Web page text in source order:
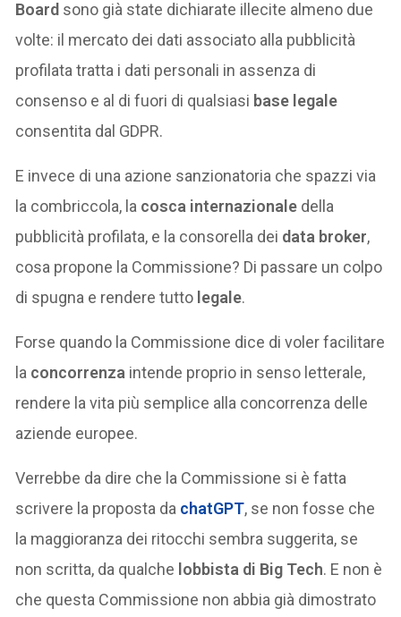
Board sono già state dichiarate illecite almeno due
volte: il mercato dei dati associato alla pubblicità
profilata tratta i dati personali in assenza di
consenso e al di fuori di qualsiasi base legale
consentita dal GDPR.
E invece di una azione sanzionatoria che spazzi via
la combriccola, la cosca internazionale della
pubblicità profilata, e la consorella dei data broker,
cosa propone la Commissione? Di passare un colpo
di spugna e rendere tutto legale.
Forse quando la Commissione dice di voler facilitare
la concorrenza intende proprio in senso letterale,
rendere la vita più semplice alla concorrenza delle
aziende europee.
Verrebbe da dire che la Commissione si è fatta
scrivere la proposta da chatGPT, se non fosse che
la maggioranza dei ritocchi sembra suggerita, se
non scritta, da qualche lobbista di Big Tech. E non è
che questa Commissione non abbia già dimostrato